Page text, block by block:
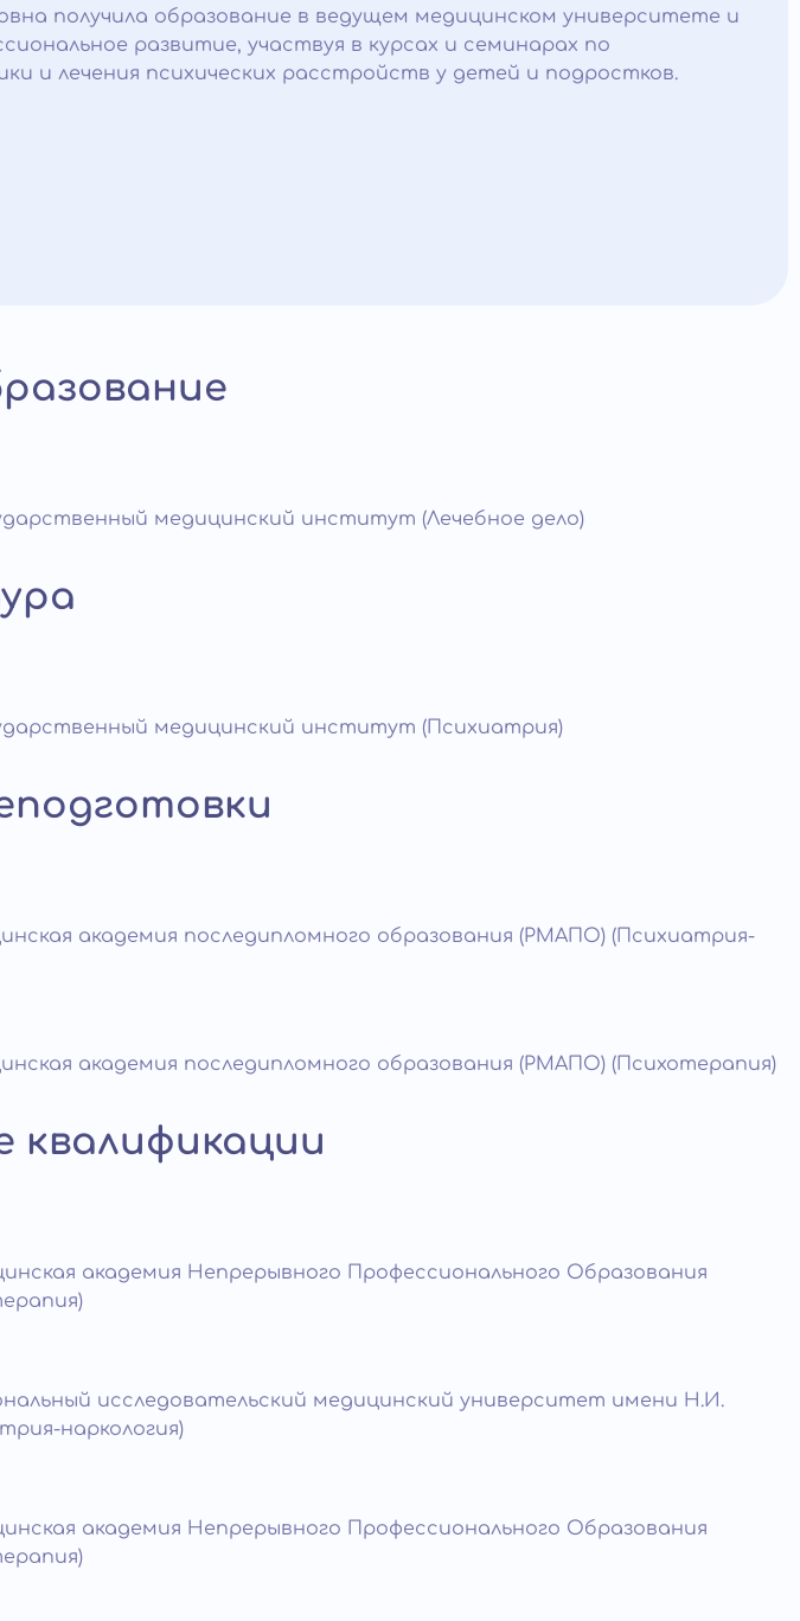
получила образование в ведущем медицинском университете и
развитие, участвуя в курсах и семинарах по
и лечения психических расстройств у детей и подростков.
медицинский институт (Лечебное дело)
медицинский институт (Психиатрия)
академия последипломного образования (РМАПО) (Психиатрия-
академия последипломного образования (РМАПО) (Психотерапия)
квалификации
академия Непрерывного Профессионального Образования
исследовательский медицинский университет имени Н.И.
наркология)
академия Непрерывного Профессионального Образования